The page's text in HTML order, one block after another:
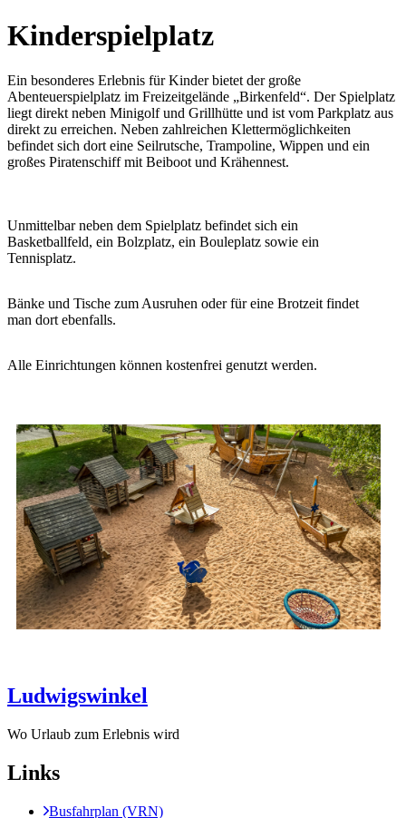
Kinderspielplatz
Ein besonderes Erlebnis für Kinder bietet der große
Abenteuerspielplatz im Freizeitgelände „Birkenfeld“. Der Spielplatz
liegt direkt neben Minigolf und Grillhütte und ist vom Parkplatz aus
direkt zu erreichen. Neben zahlreichen Klettermöglichkeiten
befindet sich dort eine Seilrutsche, Trampoline, Wippen und ein
großes Piratenschiff mit Beiboot und Krähennest.
Unmittelbar neben dem Spielplatz befindet sich ein
Basketballfeld, ein Bolzplatz, ein Bouleplatz sowie ein
Tennisplatz.
Bänke und Tische zum Ausruhen oder für eine Brotzeit findet
man dort ebenfalls.
Alle Einrichtungen können kostenfrei genutzt werden.
Ludwigswinkel
Wo Urlaub zum Erlebnis wird
Links
Busfahrplan (VRN)